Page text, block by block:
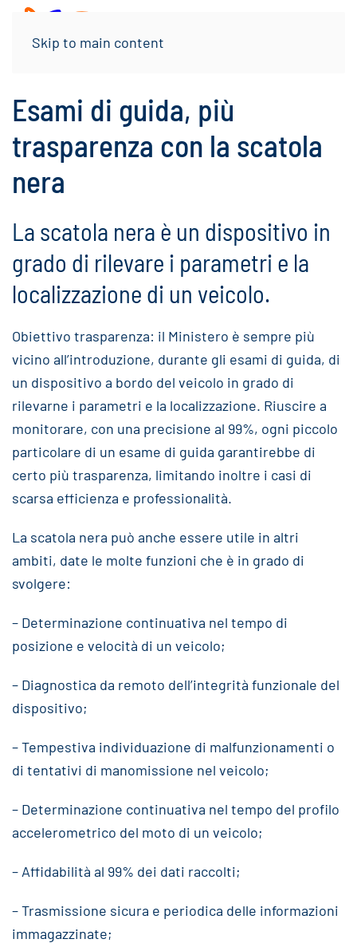
Skip to main content
Esami di guida, più
trasparenza con la scatola
nera
La scatola nera è un dispositivo in
grado di rilevare i parametri e la
localizzazione di un veicolo.
Obiettivo trasparenza: il Ministero è sempre più
vicino all’introduzione, durante gli esami di guida, di
un dispositivo a bordo del veicolo in grado di
rilevarne i parametri e la localizzazione. Riuscire a
monitorare, con una precisione al 99%, ogni piccolo
particolare di un esame di guida garantirebbe di
certo più trasparenza, limitando inoltre i casi di
scarsa efficienza e professionalità.
La scatola nera può anche essere utile in altri
ambiti, date le molte funzioni che è in grado di
svolgere:
– Determinazione continuativa nel tempo di
posizione e velocità di un veicolo;
– Diagnostica da remoto dell’integrità funzionale del
dispositivo;
– Tempestiva individuazione di malfunzionamenti o
di tentativi di manomissione nel veicolo;
– Determinazione continuativa nel tempo del profilo
accelerometrico del moto di un veicolo;
– Affidabilità al 99% dei dati raccolti;
– Trasmissione sicura e periodica delle informazioni
immagazzinate;